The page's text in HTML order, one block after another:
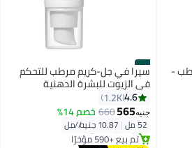
-
#8
سيرا في جل-كريم مرطب للتحكم
في الزيوت للبشرة الدهنية
4.6
1.2K
جنيه565
660 خصم 14%
52 مل |
أقل سعر في 7 يوم
توصيل مجاني
تم بيع +590 مؤخرًا
أقل سعر في 7 يوم